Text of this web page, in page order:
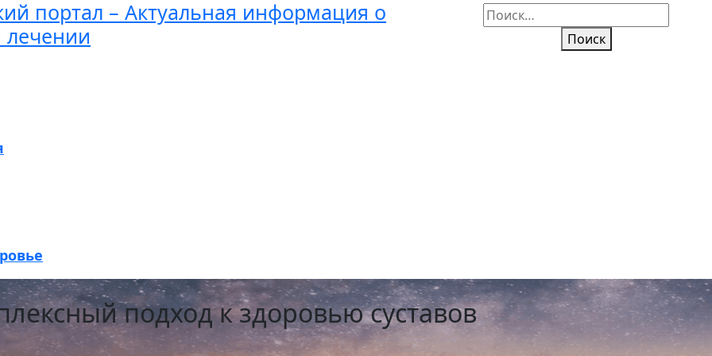
портал – Актуальная информация о
лечении
Поиск
подход к здоровью суставов